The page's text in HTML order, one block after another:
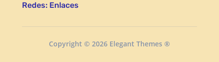
Redes: Enlaces
Copyright © 2026 Elegant Themes ®